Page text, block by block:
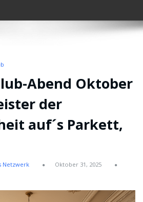
Abend Oktober
der
auf´s Parkett,
Netzwerk
Oktober 31, 2025